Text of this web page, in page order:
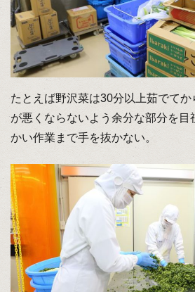
たとえば野沢菜は30分以上茹でて
が悪くならないよう余分な部分を目
かい作業まで手を抜かない。